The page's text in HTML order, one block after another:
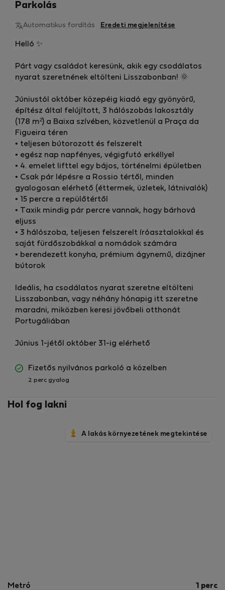
Parkolás
Automatikus fordítás Eredeti megjelenítése
Helló ✨
Párt vagy családot keresünk, akik egy csodálatos
nyarat szeretnének eltölteni Lisszabonban! 🌞
Júniustól október közepéig kiadó egy gyönyörű,
építész által felújított, 3 hálószobás lakosztály
(178 m²) a Baixa szívében, közvetlenül a Praça da
Figueira téren
• teljesen bútorozott és felszerelt
• egész nap napfényes, végigfutó erkéllyel
•⁠ ⁠4. emelet lifttel egy bájos, történelmi épületben
•⁠ ⁠Csak pár lépésre a Rossio tértől, minden
gyalogosan elérhető (éttermek, üzletek, látnivalók)
•⁠ ⁠15 percre a repülőtértől
•⁠ ⁠Taxik mindig pár percre vannak, hogy bárhová
eljuss
• 3 hálószoba, teljesen felszerelt íróasztalokkal és
saját fürdőszobákkal a nomádok számára
• berendezett konyha, prémium ágynemű, dizájner
bútorok
Ideális, ha csodálatos nyarat szeretne eltölteni
Lisszabonban, vagy néhány hónapig itt szeretne
maradni, miközben keresi jövőbeli otthonát
Portugáliában
Június 1-jétől október 31-ig elérhető
Fizetős nyilvános parkoló a közelben
2 perc gyalog
Hol fog lakni
A lakás környezetének megtekintése
Metró 1 perc